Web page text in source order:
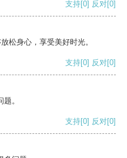
支持[0] 反对[0]
松身心，享受美好时光。
支持[0] 反对[0]
。
支持[0] 反对[0]